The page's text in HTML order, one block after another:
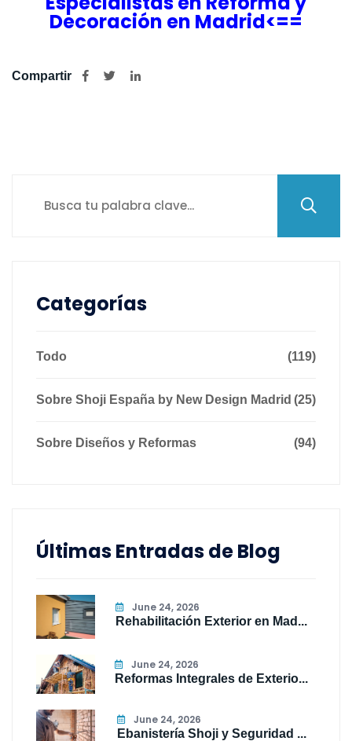
Decoración en Madrid<==
Compartir
Categorías
Todo (119)
Sobre Shoji España by New Design Madrid (25)
Sobre Diseños y Reformas (94)
Últimas Entradas de Blog
June 24, 2026
Rehabilitación Exterior en Mad...
June 24, 2026
Reformas Integrales de Exterio...
June 24, 2026
Ebanistería Shoji y Seguridad ...